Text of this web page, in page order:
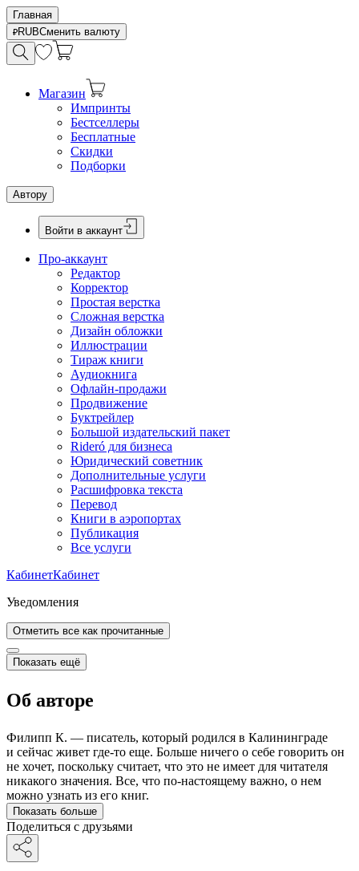
Главная
RUBСменить валюту
Магазин
Импринты
Бестселлеры
Бесплатные
Скидки
Подборки
Автору
Войти в аккаунт
Про-аккаунт
Редактор
Корректор
Простая верстка
Сложная верстка
Дизайн обложки
Иллюстрации
Тираж книги
Аудиокнига
Офлайн-продажи
Продвижение
Буктрейлер
Большой издательский пакет
Rideró для бизнеса
Юридический советник
Дополнительные услуги
Расшифровка текста
Перевод
Книги в аэропортах
Публикация
Все услуги
КабинетКабинет
Уведомления
Отметить все как прочитанные
Показать ещё
Об авторе
Филипп К. — писатель, который родился в Калининграде
и сейчас живет где-то еще. Больше ничего о себе говорить он
не хочет, поскольку считает, что это не имеет для читателя
никакого значения. Все, что по-настоящему важно, о нем
можно узнать из его книг.
Показать больше
Поделиться с друзьями